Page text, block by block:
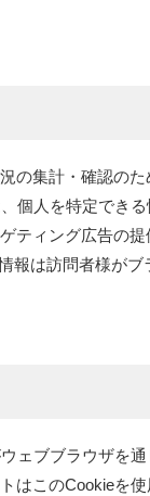
の集計・確認の
個人を特定でき
ティング広告の
報は訪問者様が
ェブブラウザを
はこのCookieを